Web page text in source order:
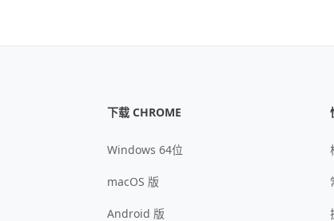
下载 CHROME
Windows 64位
macOS 版
Android 版